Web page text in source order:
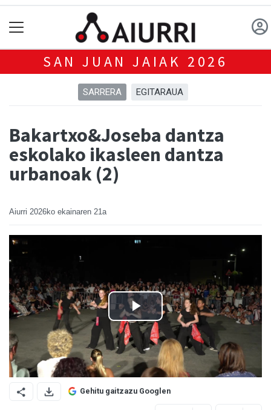
SAN JUAN JAIAK 2026
SARRERA EGITARAUA
Bakartxo&Joseba dantza
eskolako ikasleen dantza
urbanoak (2)
Aiurri 2026ko ekainaren 21a
Gehitu gaitzazu Googlen